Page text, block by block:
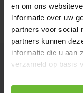
en om ons
informatie over uw
partners voor social
partners kunnen
informatie die u aan
verzameld op basis
.
Op voorraad
Kunnen we je